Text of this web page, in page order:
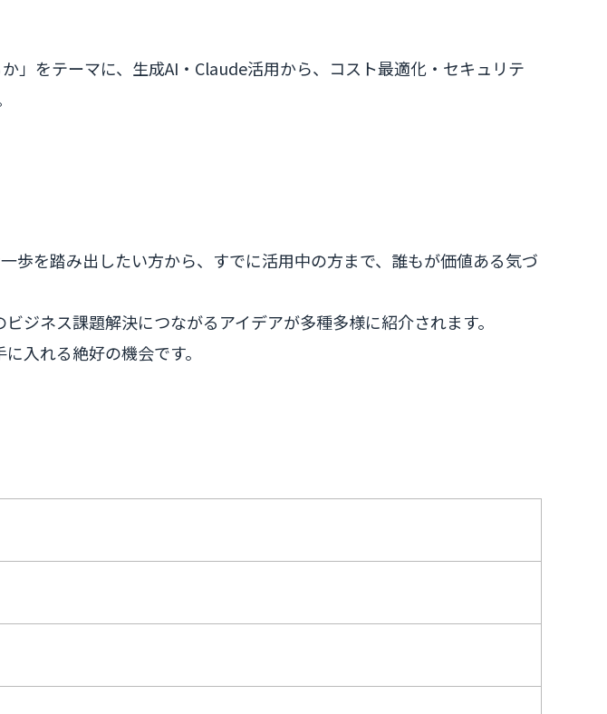
」をテーマに、生成AI・Claude活用から、コスト最適化・セキュリテ
歩を踏み出したい方から、すでに活用中の方まで、誰もが価値ある気づ
ジネス課題解決につながるアイデアが多種多様に紹介されます。
入れる絶好の機会です。